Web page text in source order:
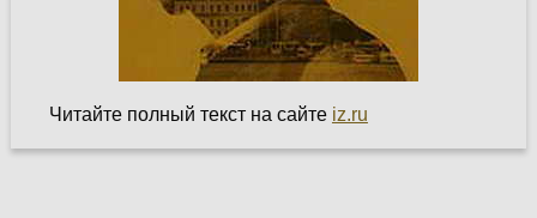
Читайте полный текст на сайте iz.ru